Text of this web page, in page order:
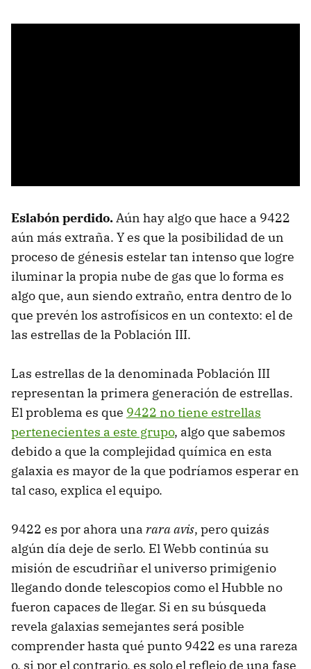
Eslabón perdido.Aún hay algo que hace a 9422
aún más extraña. Y es que la posibilidad de un
proceso de génesis estelar tan intenso que logre
iluminar la propia nube de gas que lo forma es
algo que, aun siendo extraño, entra dentro de lo
que prevén los astrofísicos en un contexto: el de
las estrellas de la Población III.
Las estrellas de la denominada Población III
representan la primera generación de estrellas.
El problema es que 9422 no tiene estrellas
pertenecientes a este grupo, algo que sabemos
debido a que la complejidad química en esta
galaxia es mayor de la que podríamos esperar en
tal caso, explica el equipo.
9422 es por ahora una rara avis, pero quizás
algún día deje de serlo. El Webb continúa su
misión de escudriñar el universo primigenio
llegando donde telescopios como el Hubble no
fueron capaces de llegar. Si en su búsqueda
revela galaxias semejantes será posible
comprender hasta qué punto 9422 es una rareza
o, si por el contrario, es solo el reflejo de una fase